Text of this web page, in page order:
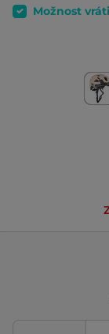
Možnost